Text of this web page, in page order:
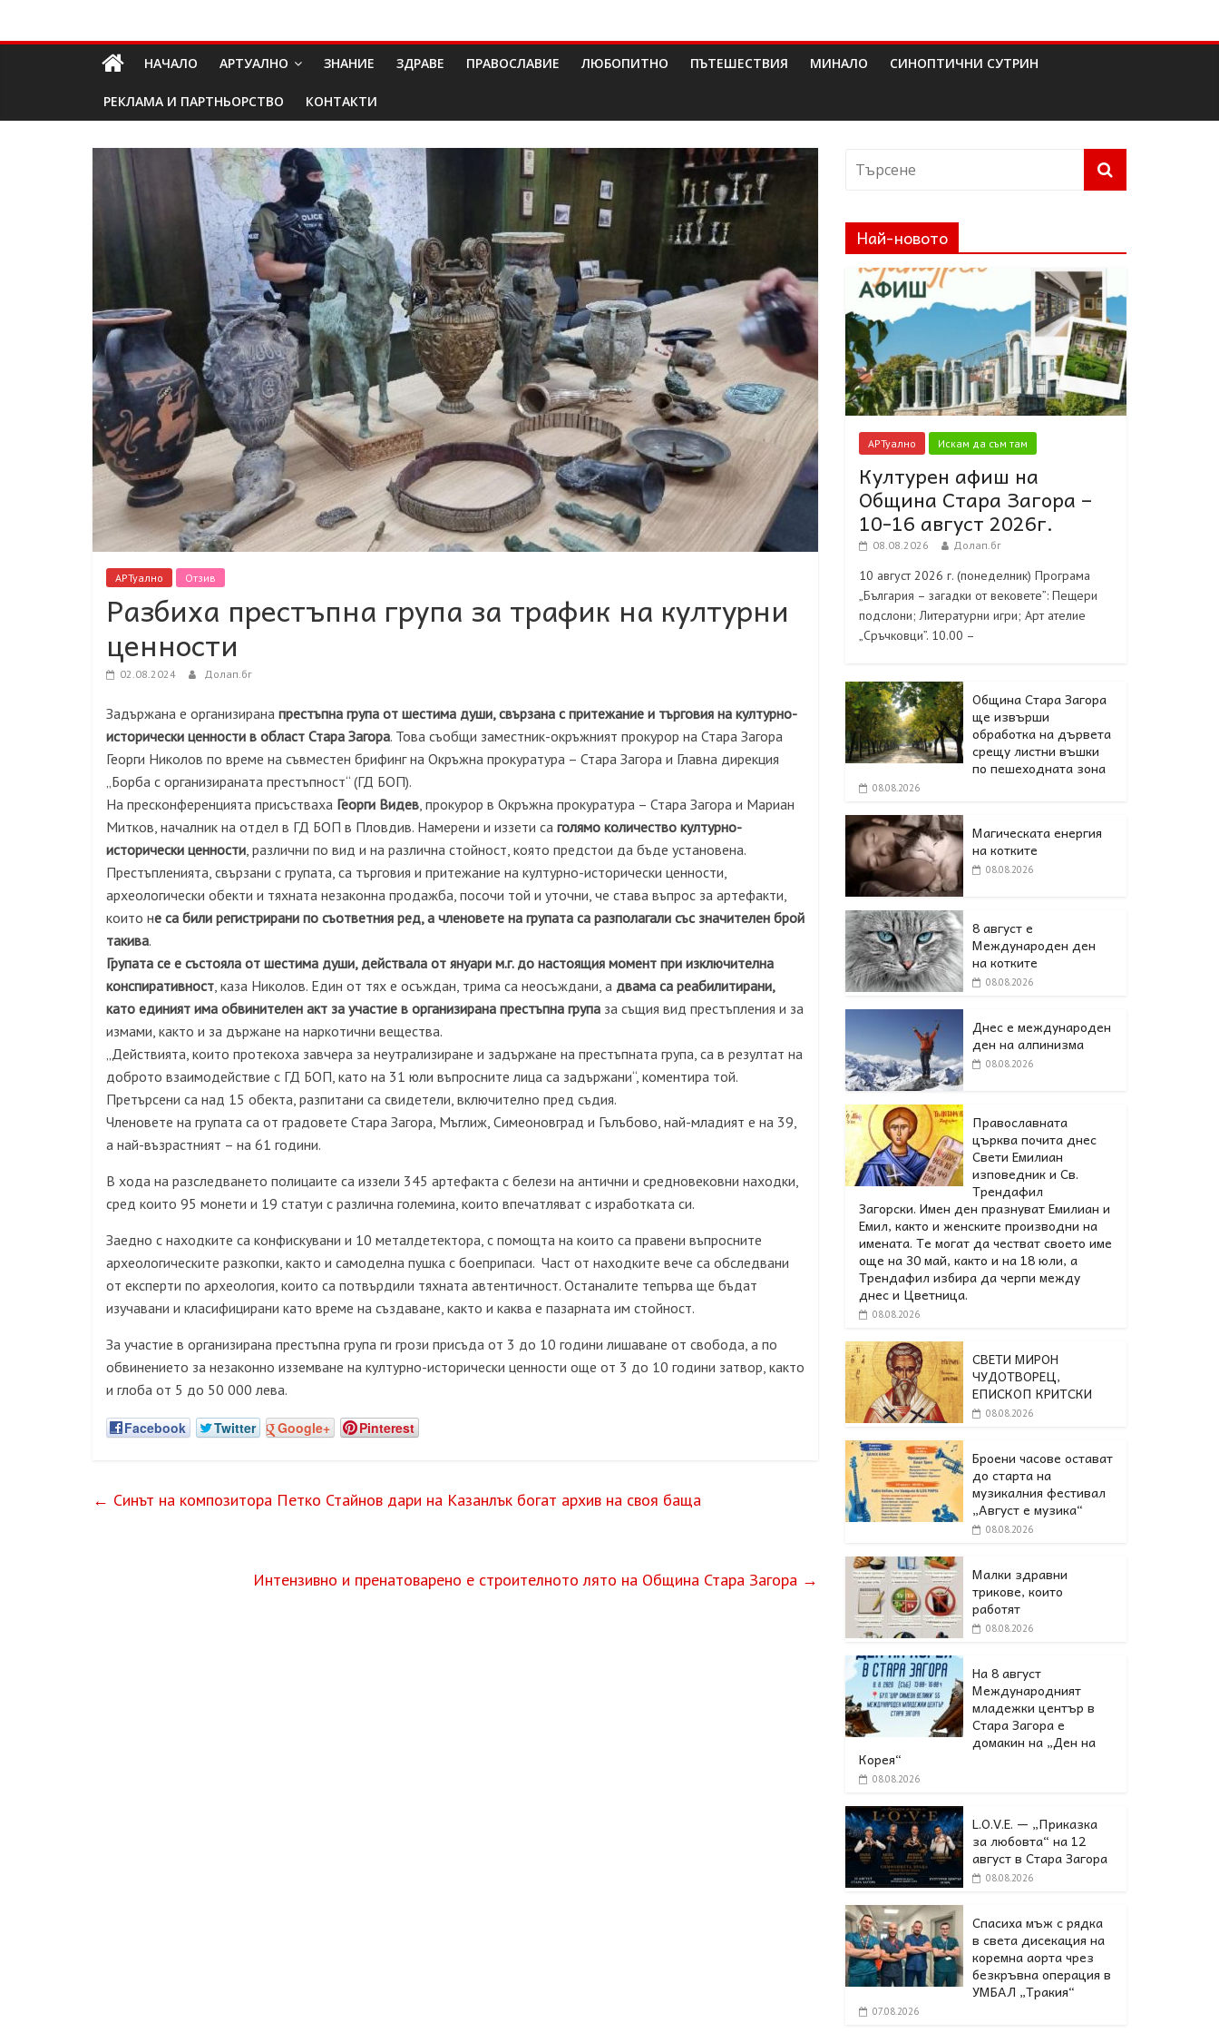
Долап
БГ
изкуство|
пътешествия|
мода|
събития|
кухня|
реклама|
минало|
НАЧАЛО АРТУАЛНО ЗНАНИЕ ЗДРАВЕ ПРАВОСЛАВИЕ ЛЮБОПИТНО ПЪТЕШЕСТВИЯ МИНАЛО СИНОПТИЧНИ СУТРИН
РЕКЛАМА И ПАРТНЬОРСТВО КОНТАКТИ
АРТуално Отзив
Разбиха престъпна група за трафик на културни
ценности
02.08.2024 Долап.бг
Задържана е организирана престъпна група от шестима души, свързана с притежание и търговия на културно-
исторически ценности в област Стара Загора. Това съобщи заместник-окръжният прокурор на Стара Загора
Георги Николов по време на съвместен брифинг на Окръжна прокуратура – Стара Загора и Главна дирекция
„Борба с организираната престъпност“ (ГД БОП).
На пресконференцията присъстваха Георги Видев, прокурор в Окръжна прокуратура – Стара Загора и Мариан
Митков, началник на отдел в ГД БОП в Пловдив. Намерени и иззети са голямо количество културно-
исторически ценности, различни по вид и на различна стойност, която предстои да бъде установена.
Престъпленията, свързани с групата, са търговия и притежание на културно-исторически ценности,
археологически обекти и тяхната незаконна продажба, посочи той и уточни, че става въпрос за артефакти,
които не са били регистрирани по съответния ред, а членовете на групата са разполагали със значителен брой
такива.
Групата се е състояла от шестима души, действала от януари м.г. до настоящия момент при изключителна
конспиративност, каза Николов. Един от тях е осъждан, трима са неосъждани, а двама са реабилитирани,
като единият има обвинителен акт за участие в организирана престъпна група за същия вид престъпления и за
измами, както и за държане на наркотични вещества.
„Действията, които протекоха завчера за неутрализиране и задържане на престъпната група, са в резултат на
доброто взаимодействие с ГД БОП, като на 31 юли въпросните лица са задържани“, коментира той.
Претърсени са над 15 обекта, разпитани са свидетели, включително пред съдия.
Членовете на групата са от градовете Стара Загора, Мъглиж, Симеоновград и Гълъбово, най-младият е на 39,
а най-възрастният – на 61 години.
В хода на разследването полицаите са иззели 345 артефакта с белези на антични и средновековни находки,
сред които 95 монети и 19 статуи с различна големина, които впечатляват с изработката си.
Заедно с находките са конфискувани и 10 металдетектора, с помощта на които са правени въпросните
археологическите разкопки, както и самоделна пушка с боеприпаси. Част от находките вече са обследвани
от експерти по археология, които са потвърдили тяхната автентичност. Останалите тепърва ще бъдат
изучавани и класифицирани като време на създаване, както и каква е пазарната им стойност.
За участие в организирана престъпна група ги грози присъда от 3 до 10 години лишаване от свобода, а по
обвинението за незаконно изземване на културно-исторически ценности още от 3 до 10 години затвор, както
и глоба от 5 до 50 000 лева.
Facebook Twitter Google+ Pinterest
← Cинът на композитора Петко Стайнов дари на Казанлък богат архив на своя баща
Интензивно и пренатоварено е строителното лято на Община Стара Загора →
Най-новото
АРТуално Искам да съм там
Културен афиш на
Община Стара Загора –
10-16 август 2026г.
08.08.2026 Долап.бг
10 август 2026 г. (понеделник) Програма
„България – загадки от вековете”: Пещери
подслони; Литературни игри; Арт ателие
„Сръчковци”. 10.00 –
Община Стара Загора
ще извърши
обработка на дървета
срещу листни въшки
по пешеходната зона
08.08.2026
Магическата енергия
на котките
08.08.2026
8 август е
Международен ден
на котките
08.08.2026
Днес е международен
ден на алпинизма
08.08.2026
Православната
църква почита днес
Свети Емилиан
изповедник и Св.
Трендафил
Загорски. Имен ден празнуват Емилиан и
Емил, както и женските производни на
имената. Те могат да честват своето име
още на 30 май, както и на 18 юли, а
Трендафил избира да черпи между
днес и Цветница.
08.08.2026
СВЕТИ МИРОН
ЧУДОТВОРЕЦ,
ЕПИСКОП КРИТСКИ
08.08.2026
Броени часове остават
до старта на
музикалния фестивал
„Август е музика“
08.08.2026
Малки здравни
трикове, които
работят
08.08.2026
На 8 август
Международният
младежки център в
Стара Загора е
домакин на „Ден на
Корея“
08.08.2026
L.O.V.E. — „Приказка
за любовта“ на 12
август в Стара Загора
08.08.2026
Спасиха мъж с рядка
в света дисекация на
коремна аорта чрез
безкръвна операция в
УМБАЛ „Тракия“
07.08.2026